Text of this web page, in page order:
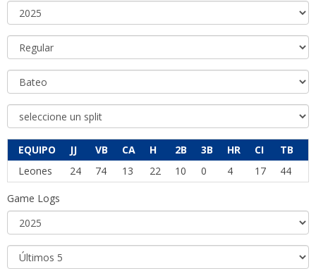
EQUIPO JJ VB CA H 2B 3B HR CI TB
Leones
24 74 13 22 10 0 4 17 44
Game Logs